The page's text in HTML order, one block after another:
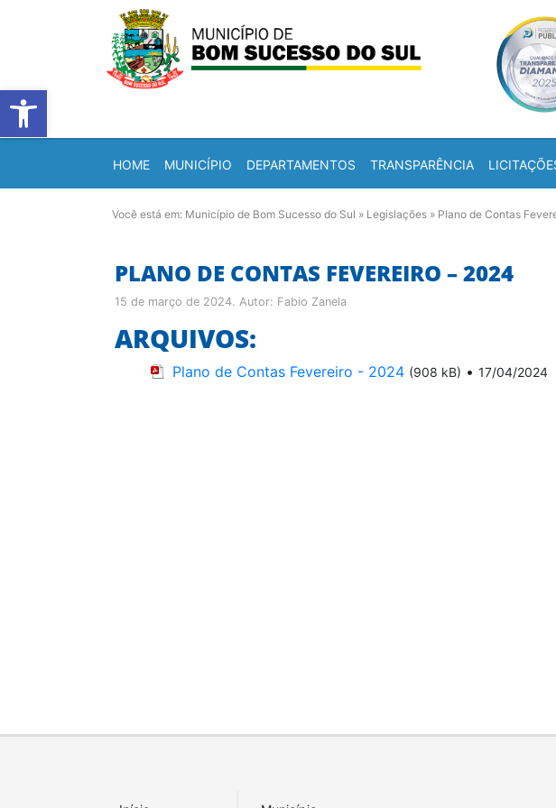
Barra de Ferramentas Aberta
HOME MUNICÍPIO DEPARTAMENTOS TRANSPARÊNCIA
Você está em: Município de Bom Sucesso do Sul » Legislações » Plano de Contas
PLANO DE CONTAS FEVEREIRO – 2024
15 de março de 2024. Autor: Fabio Zanela
ARQUIVOS:
Plano de Contas Fevereiro - 2024 (908 kB) • 17/04/2024